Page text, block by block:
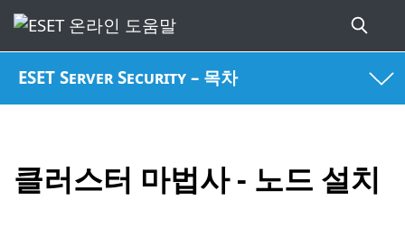
ESET Server Security – 목차
클러스터 마법사 - 노드 설치